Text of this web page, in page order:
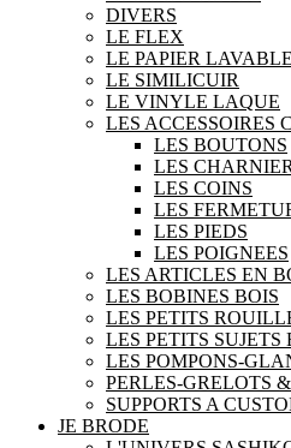
DIVERS
LE FLEX
LE PAPIER LAVABLE
LE SIMILICUIR
LE VINYLE LAQUE
LES ACCESSOIRES
LES BOUTONS
LES
LES COINS
LES
LES PIEDS
LES POIGNEES
LES ARTICLES EN
LES BOBINES BOIS
LES PETITS
LES PETITS SUJETS
LES POMPONS-
PERLES-GRELOTS
SUPPORTS A
JE BRODE